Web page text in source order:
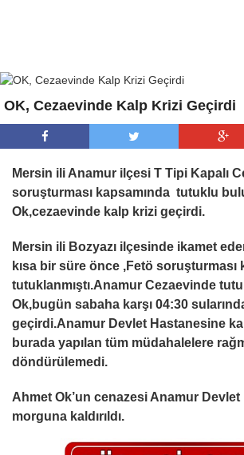
OK, Cezaevinde Kalp Krizi Geçirdi
Mersin ili Anamur ilçesi T Tipi Kapalı
soruşturması kapsamında tutuklu
Ok,cezaevinde kalp krizi geçirdi.
Mersin ili Bozyazı ilçesinde ikamet
kısa bir süre önce ,Fetö soruşturması
tutuklanmıştı.Anamur Cezaevinde
Ok,bugün sabaha karşı 04:30
geçirdi.Anamur Devlet Hastanesine
burada yapılan tüm müdahalelere
döndürülemedi.
Ahmet Ok’un cenazesi Anamur
morguna kaldırıldı.